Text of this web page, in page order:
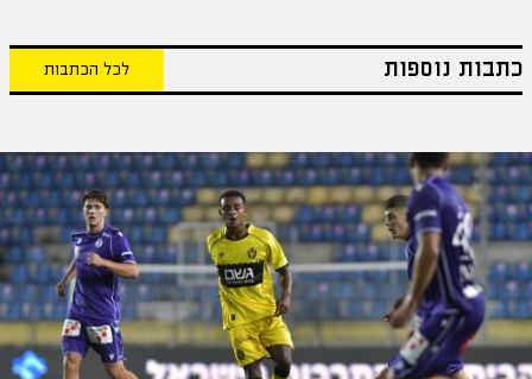
כתבות נוספות לכל הכתבות